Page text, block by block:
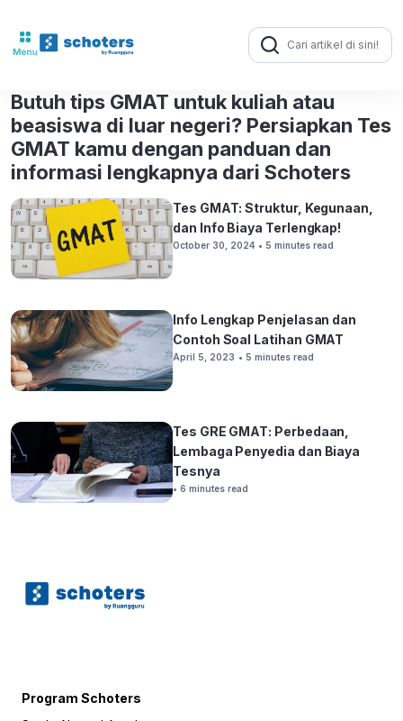
Search
for:
Butuh tips GMAT untuk kuliah atau
beasiswa di luar negeri? Persiapkan Tes
GMAT kamu dengan panduan dan
informasi lengkapnya dari Schoters
Tes GMAT: Struktur, Kegunaan,
dan Info Biaya Terlengkap!
October 30, 2024 • 5 minutes read
Info Lengkap Penjelasan dan
Contoh Soal Latihan GMAT
April 5, 2023 • 5 minutes read
Tes GRE GMAT: Perbedaan,
Lembaga Penyedia dan Biaya
Tesnya
• 6 minutes read
Program Schoters